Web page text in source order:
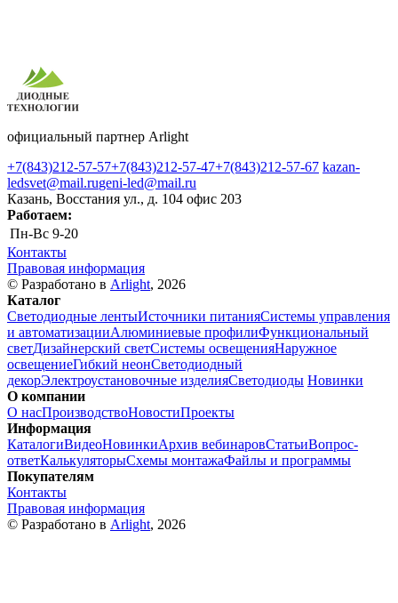
официальный партнер Arlight
+7(843)212-57-57+7(843)212-57-47+7(843)212-57-67 kazan-
ledsvet@mail.rugeni-led@mail.ru
Казань, Восстания ул., д. 104 офис 203
Работаем:
Пн-Вс 9-20
Контакты
Правовая информация
© Разработано в Arlight, 2026
Каталог
Светодиодные лентыИсточники питанияСистемы управления
и автоматизацииАлюминиевые профилиФункциональный
светДизайнерский светСистемы освещенияНаружное
освещениеГибкий неонСветодиодный
декорЭлектроустановочные изделияСветодиоды Новинки
О компании
О насПроизводствоНовостиПроекты
Информация
КаталогиВидеоНовинкиАрхив вебинаровСтатьиВопрос-
ответКалькуляторыСхемы монтажаФайлы и программы
Покупателям
Контакты
Правовая информация
© Разработано в Arlight, 2026